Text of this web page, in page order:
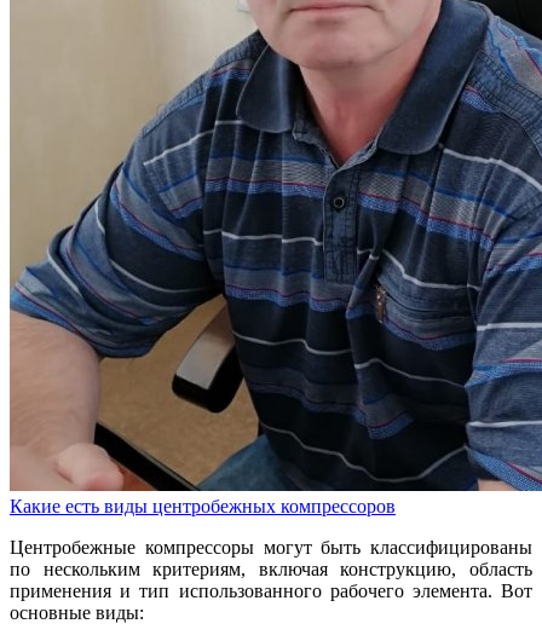
Какие есть виды центробежных компрессоров
Центробежные компрессоры могут быть классифицированы
по нескольким критериям, включая конструкцию, область
применения и тип использованного рабочего элемента. Вот
основные виды: